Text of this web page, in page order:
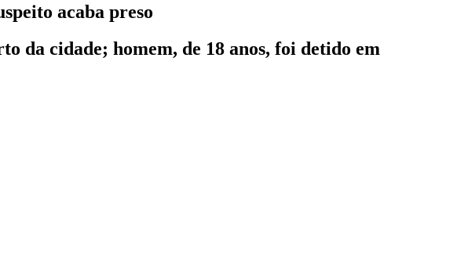
acaba preso
da cidade; homem, de 18 anos, foi detido em